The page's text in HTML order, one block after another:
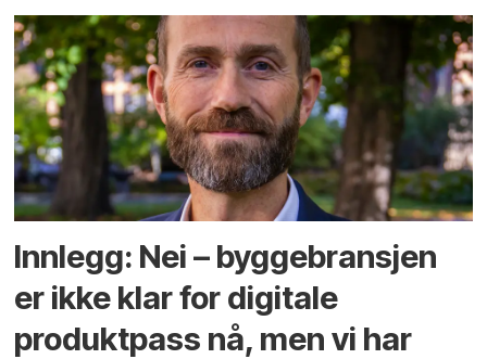
Innlegg: Nei – byggebransjen
er ikke klar for digitale
produktpass nå, men vi har